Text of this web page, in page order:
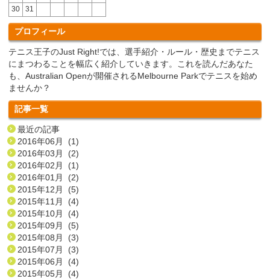
30
31
プロフィール
テニス王子のJust Right!では、選手紹介・ルール・歴史までテニス
にまつわることを幅広く紹介していきます。これを読んだあなた
も、Australian Openが開催されるMelbourne Parkでテニスを始め
ませんか？
記事一覧
最近の記事
2016年06月 (1)
2016年03月 (2)
2016年02月 (1)
2016年01月 (2)
2015年12月 (5)
2015年11月 (4)
2015年10月 (4)
2015年09月 (5)
2015年08月 (3)
2015年07月 (3)
2015年06月 (4)
2015年05月 (4)